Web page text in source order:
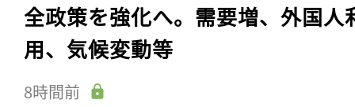
全政策を強化へ。需要増、外国人
用、気候変動等
8時間前